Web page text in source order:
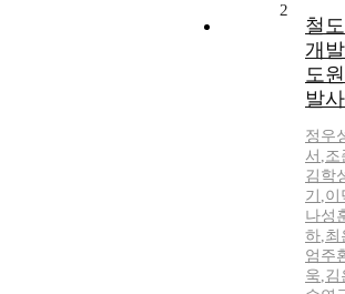
2
철
개
도
발
정우
서 ,조
김학
기 ,이
나성
하,최
엄주
욱,김